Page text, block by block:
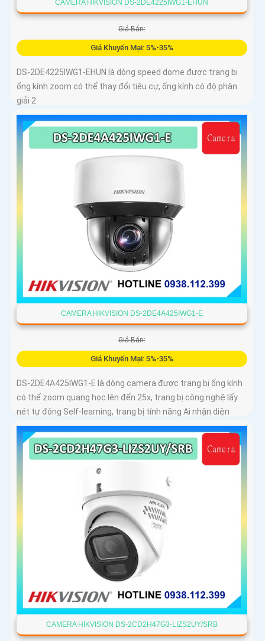
CAMERA HIKVISION DS-2DE4225IWG1-EHUN
Giá Bán:
Giá Khuyến Mại: 5%-35%
DS-2DE4225IWG1-EHUN là dòng speed dome được trang bị
ống kính zoom có thể thay đổi tiêu cự, ống kính có độ phân
giải 2
CAMERA HIKVISION DS-2DE4A425IWG1-E
Giá Bán:
Giá Khuyến Mại: 5%-35%
DS-2DE4A425IWG1-E là dòng camera được trang bị ống kính
có thể zoom quang học lên đến 25x, trang bị công nghệ lấy
nét tự động Self-learning, trang bị tính năng Ai nhận diện
chính xác tích hợp AcuSearch khi kết hợp chung với đầu ghi
hình, nhìn ban đêm bằng hồng ngoại 50m
CAMERA HIKVISION DS-2CD2H47G3-LIZS2UY/SRB